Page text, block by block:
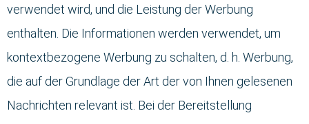
verwendet wird, und die Leistung der Werbung
enthalten. Die Informationen werden verwendet, um
kontextbezogene Werbung zu schalten, d. h. Werbung,
die auf der Grundlage der Art der von Ihnen gelesenen
Nachrichten relevant ist. Bei der Bereitstellung